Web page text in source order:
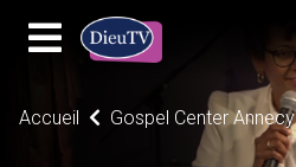
Accueil Gospel Center Annecy